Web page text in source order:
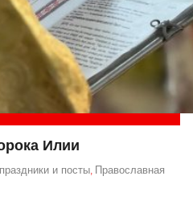
Илии
и посты, Православная